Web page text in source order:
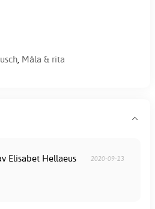
Måla & rita
Elisabet Hellaeus 2020-09-13